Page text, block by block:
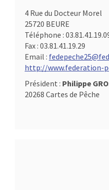
4 Rue du Docteur Morel
25720 BEURE
Téléphone :
Fax : 03.81.41.19.29
Email :
http://www.federation-
Président : Philippe
20268 Cartes de Pêche